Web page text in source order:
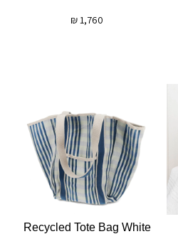
1,760
₪
Recycled Tote Bag White